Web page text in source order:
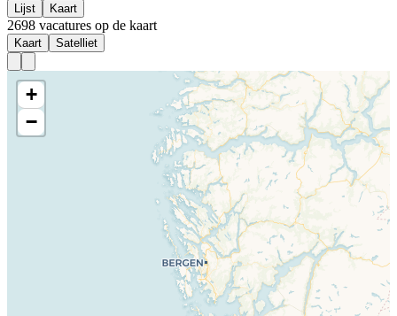
Lijst Kaart
2698 vacatures op de kaart
Kaart Satelliet
+
−